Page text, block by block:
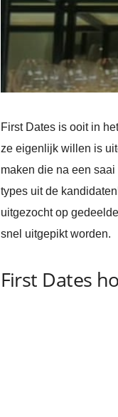
First Dates is ooit in
ze eigenlijk willen is
maken die na een
types uit de
uitgezocht op
snel uitgepikt worden.
First Dates